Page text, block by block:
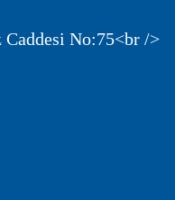
No:75<br />